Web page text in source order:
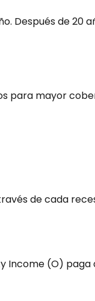
Después de 20
para mayor
de cada
Income (O)